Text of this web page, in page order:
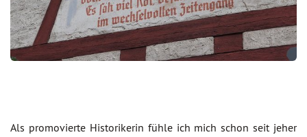
Als promovierte Historikerin fühle ich mich schon seit jeher